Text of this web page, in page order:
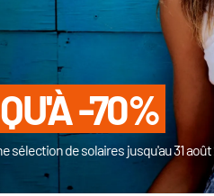
-70%
sélection de solaires jusqu'au 31